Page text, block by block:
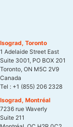
Isograd, Toronto
1 Adelaide Street East
Suite 3001, PO BOX 201
Toronto, ON M5C 2V9
Canada
Tel : +1 (855) 206 2328
Isograd, Montréal
7236 rue Waverly
Suite 211